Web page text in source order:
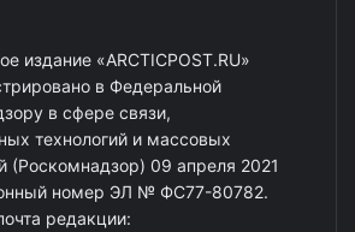
издание «ARCTICPOST.RU»
в Федеральной
в сфере связи,
технологий и массовых
(Роскомнадзор) 09 апреля 2021
номер ЭЛ № ФС77-80782.
редакции: